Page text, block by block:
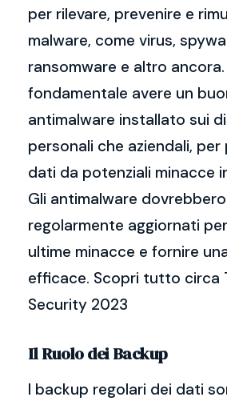
per rilevare, prevenire e
malware, come virus,
ransomware e altro ancora.
fondamentale avere un
antimalware installato sui
personali che aziendali,
dati da potenziali minacce
Gli antimalware
regolarmente aggiornati
ultime minacce e fornire
efficace. Scopri tutto circa
Security 2023
Il Ruolo dei Backup
I backup regolari dei dati